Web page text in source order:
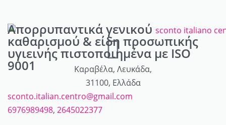
Απορρυπαντικά γενικού
καθαρισμού & είδη προσωπικής
υγιεινής πιστοποιημένα με ISO
9001
Καραβέλα, Λευκάδα,
31100, Ελλάδα
sconto.italian.centro@gmail.com
6976989498, 2645022377